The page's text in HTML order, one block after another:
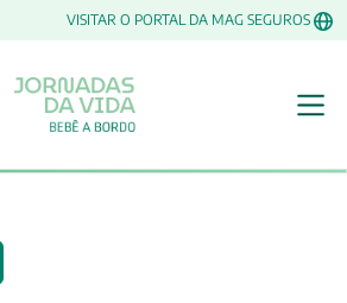
VISITAR O PORTAL DA MAG SEGUROS